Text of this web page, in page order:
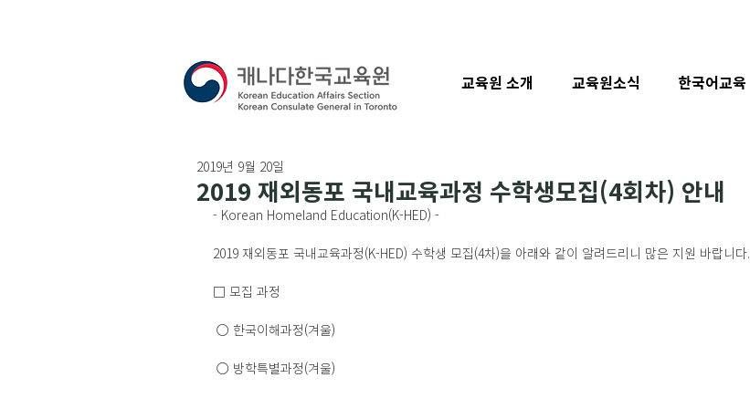
2019 재외동포 국내교육과정 수학생모집(4회차) 안내
2019년 9월 20일
- Korean Homeland Education(K-HED) -
2019 재외동포 국내교육과정(K-HED) 수학생 모집(4차)을 아래와 같이 알려드리니 많은 지원 바랍니다.
□ 모집 과정
○ 한국이해과정(겨울)
○ 방학특별과정(겨울)
교육원 소개 교육원소식 한국어교육